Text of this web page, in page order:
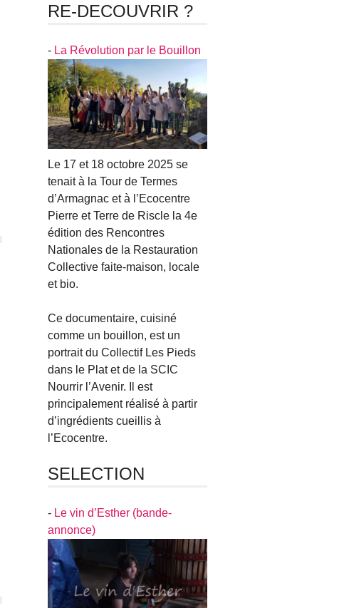
RE-DECOUVRIR ?
- La Révolution par le Bouillon
Le 17 et 18 octobre 2025 se
tenait à la Tour de Termes
d’Armagnac et à l’Ecocentre
Pierre et Terre de Riscle la 4e
édition des Rencontres
Nationales de la Restauration
Collective faite-maison, locale
et bio.
Ce documentaire, cuisiné
comme un bouillon, est un
portrait du Collectif Les Pieds
dans le Plat et de la SCIC
Nourrir l’Avenir. Il est
principalement réalisé à partir
d’ingrédients cueillis à
l’Ecocentre.
SELECTION
- Le vin d’Esther (bande-
annonce)